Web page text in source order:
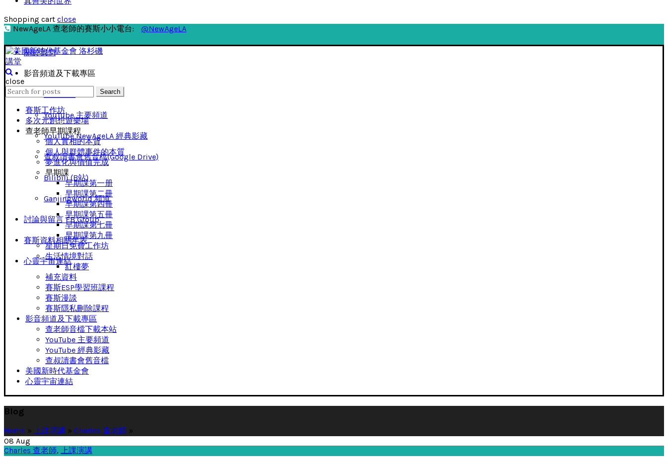
Shopping cart close
NewAgeLA 查老師的賽斯小小電台:
@NewAgeLA
關於我們
影音頻道及下載專區
影音下載
YouTube 主要頻道
YouTube NewAgeLA 經典影藏
查叔讀書會舊音檔(Google Drive)
Bilibili (B站)
Ganjingworld 頻道
討論與留言 FB Group
賽斯資料相關年表
心靈宇宙連結
close
Search
for:
Search
賽斯工作坊
多次元創想遊樂場
查老師早期課程
個人實相的本質
個人與群體事件的本質
夢進化與價值完成
早期課
早期課第一册
早期課第二冊
早期課第四冊
早期課第五冊
早期課第七冊
早期課第九冊
星期日免費工作坊
生活情境對話
紅樓夢
補充資料
賽斯ESP學習班課程
賽斯漫談
賽斯隱私刪除課程
影音頻道及下載專區
查老師音檔下載本站
YouTube 主要頻道
YouTube 經典影藏
查叔讀書會舊音檔
美國新時代基金會
心靈宇宙連結
Blog
Home » 上課演講 » Charles 查老師 »
08 Aug
Charles 查老師, 上課演講